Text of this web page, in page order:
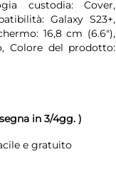
custodia: Cover,
Galaxy S23+,
16,8 cm (6.6"),
Colore del prodotto:
in 3/4gg. )
e gratuito